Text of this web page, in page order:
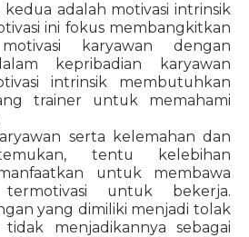
kedua adalah motivasi intrinsik
ini fokus membangkitkan
karyawan dengan
kepribadian karyawan
intrinsik membutuhkan
trainer untuk memahami
serta kelemahan dan
tentu kelebihan
untuk membawa
untuk bekerja.
yang dimiliki menjadi tolak
menjadikannya sebagai